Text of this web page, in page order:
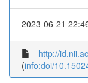
2023-06-21
http://
(info:doi/